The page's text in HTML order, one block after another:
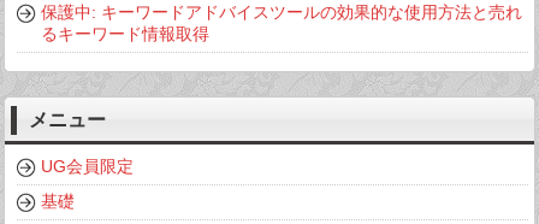
保護中: キーワードアドバイスツールの効果的な使用方法と売れ
るキーワード情報取得
メニュー
UG会員限定
基礎